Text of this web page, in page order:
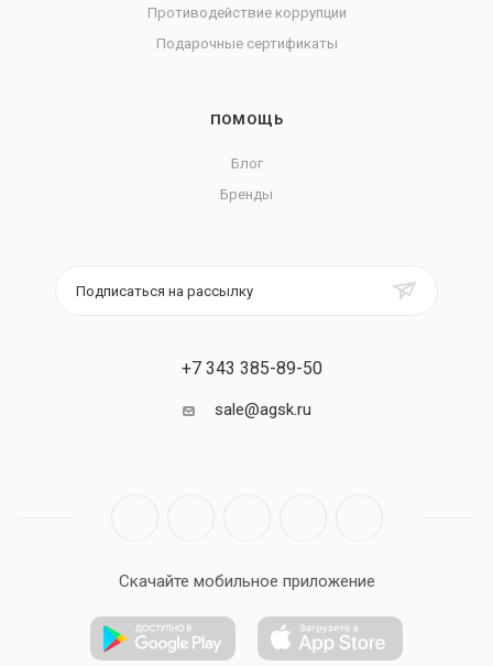
Противодействие коррупции
Подарочные сертификаты
ПОМОЩЬ
Блог
Бренды
Подписаться на рассылку
+7 343 385-89-50
sale@agsk.ru
Скачайте мобильное приложение